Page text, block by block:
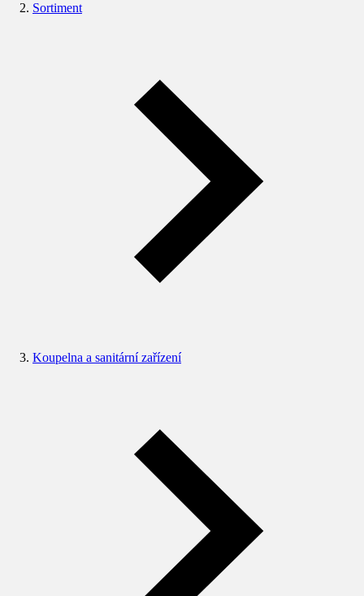
Sortiment
Koupelna a sanitární zařízení